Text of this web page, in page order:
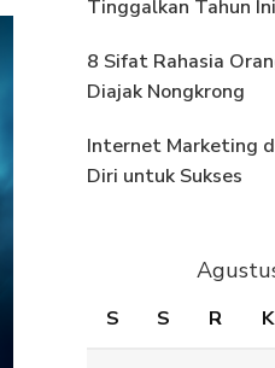
Tinggalkan Tahun Ini
8 Sifat Rahasia
Diajak Nongkrong
Internet Marketing
Diri untuk Sukses
S S R K